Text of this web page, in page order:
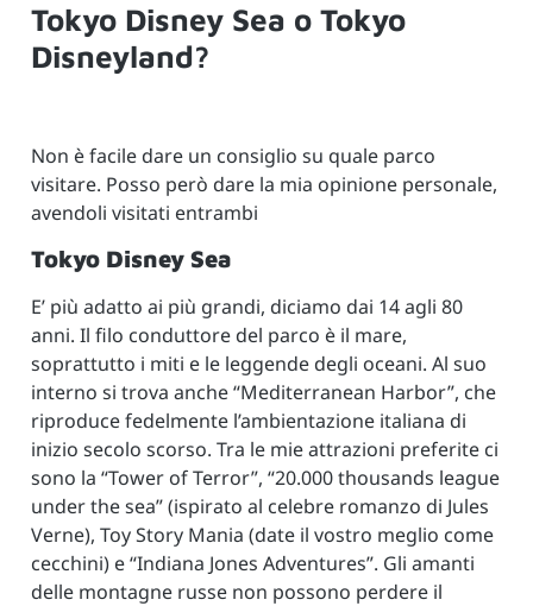
Tokyo Disney Sea o Tokyo
Disneyland?
Non è facile dare un consiglio su quale parco
visitare. Posso però dare la mia opinione personale,
avendoli visitati entrambi
Tokyo Disney Sea
E’ più adatto ai più grandi, diciamo dai 14 agli 80
anni. Il filo conduttore del parco è il mare,
soprattutto i miti e le leggende degli oceani. Al suo
interno si trova anche “Mediterranean Harbor”, che
riproduce fedelmente l’ambientazione italiana di
inizio secolo scorso. Tra le mie attrazioni preferite ci
sono la “Tower of Terror”, “20.000 thousands league
under the sea” (ispirato al celebre romanzo di Jules
Verne), Toy Story Mania (date il vostro meglio come
cecchini) e “Indiana Jones Adventures”. Gli amanti
delle montagne russe non possono perdere il